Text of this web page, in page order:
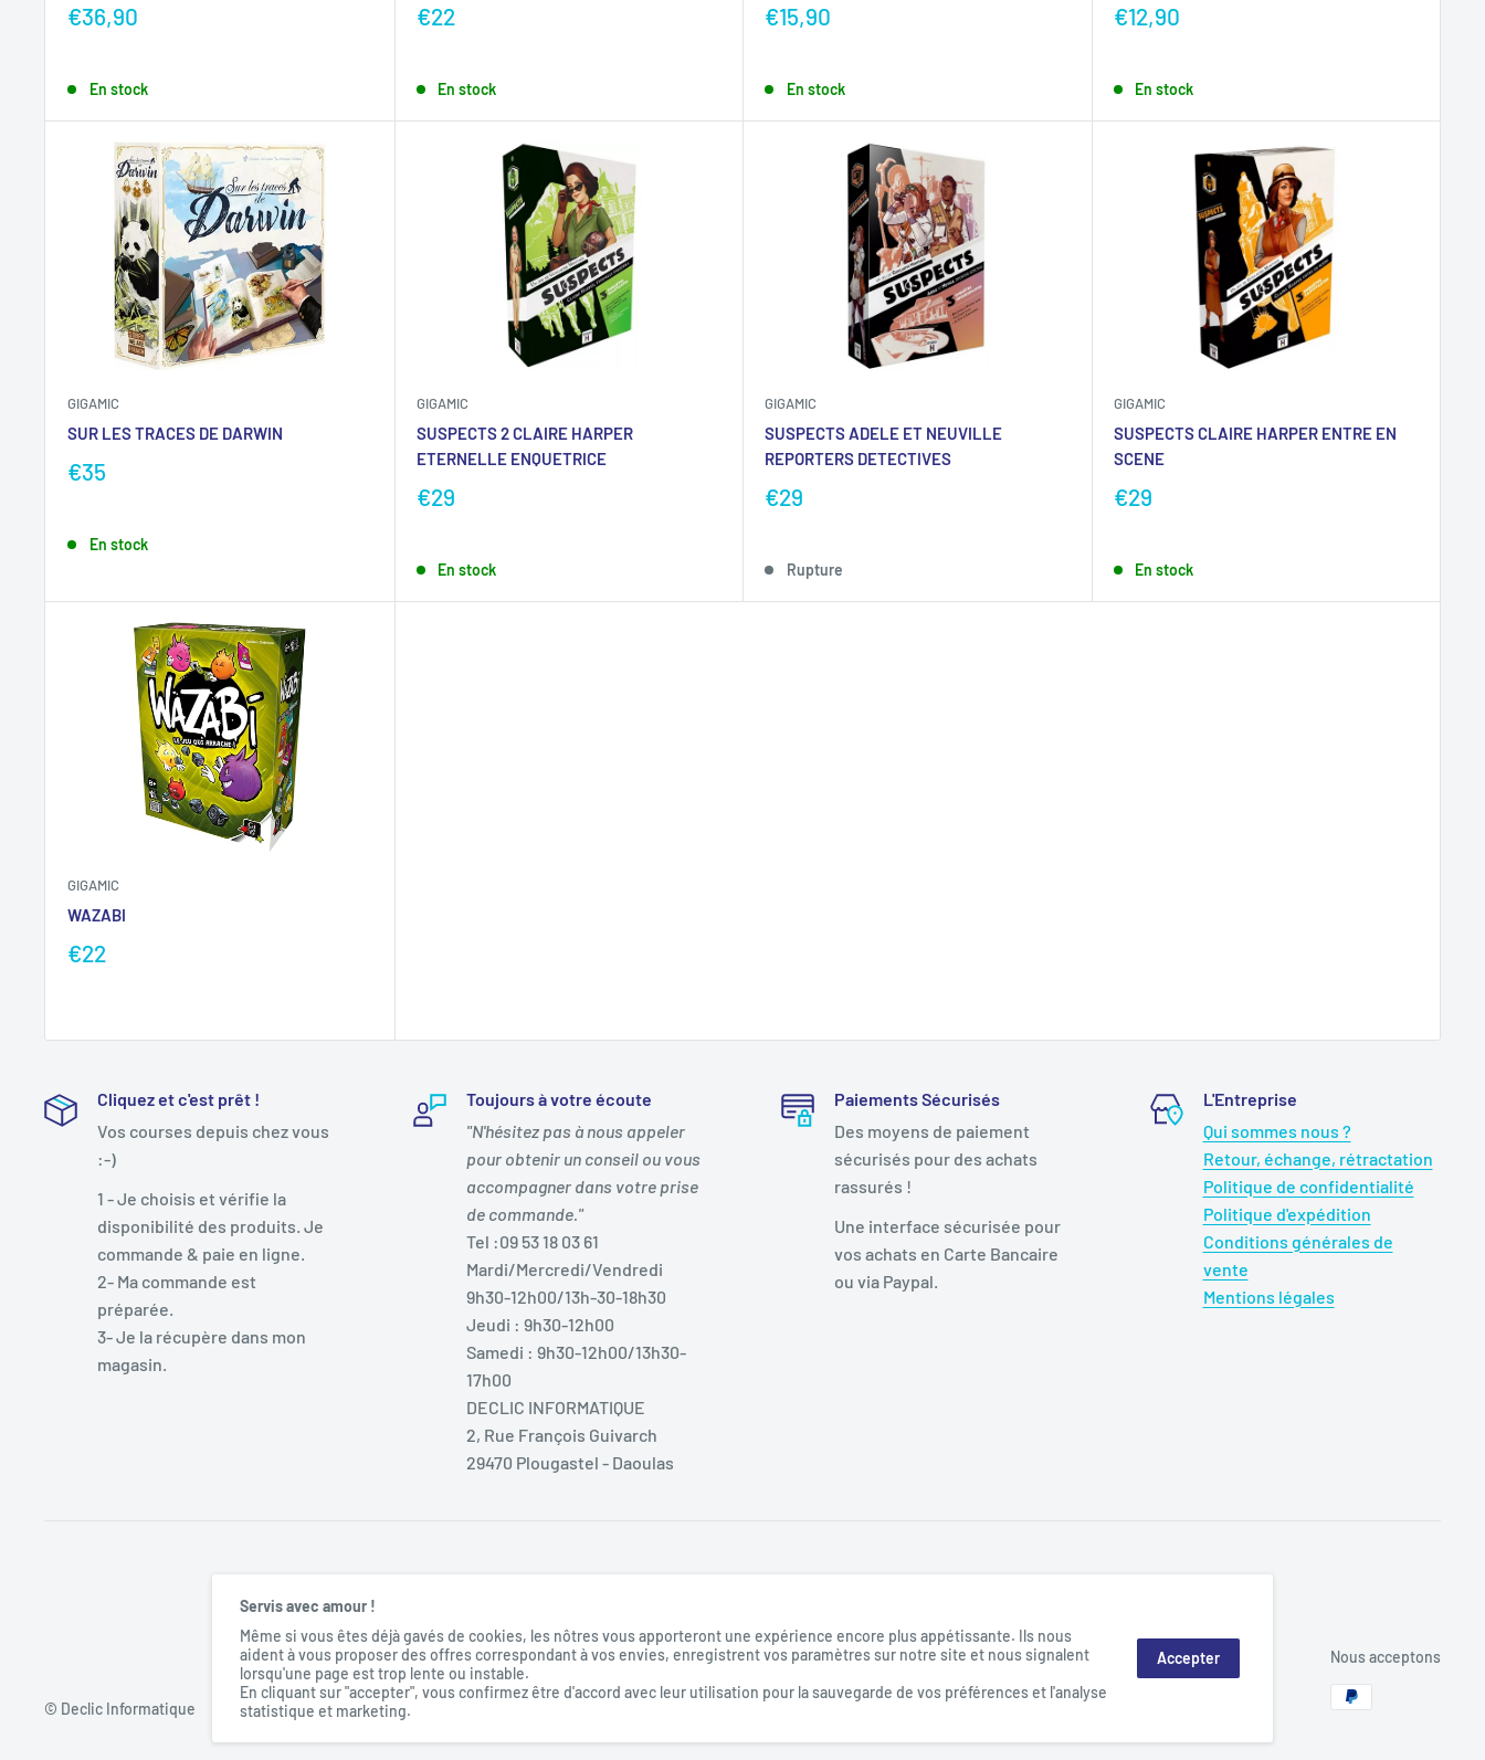
€36,90
En stock
€22
En stock
€15,90
En stock
€12,90
En stock
GIGAMIC
SUR LES TRACES DE DARWIN
€35
En stock
GIGAMIC
SUSPECTS 2 CLAIRE HARPER
ETERNELLE ENQUETRICE
€29
En stock
GIGAMIC
SUSPECTS ADELE ET NEUVILLE
REPORTERS DETECTIVES
€29
Rupture
GIGAMIC
SUSPECTS CLAIRE HARPER ENTRE EN
SCENE
€29
En stock
GIGAMIC
WAZABI
€22
Cliquez et c'est prêt !
Vos courses depuis chez vous
:-)
1 - Je choisis et vérifie la
disponibilité des produits. Je
commande & paie en ligne.
2- Ma commande est
préparée.
3- Je la récupère dans mon
magasin.
Toujours à votre écoute
"N'hésitez pas à nous appeler
pour obtenir un conseil ou vous
accompagner dans votre prise
de commande."
Tel :09 53 18 03 61
Mardi/Mercredi/Vendredi
9h30-12h00/13h-30-18h30
Jeudi : 9h30-12h00
Samedi : 9h30-12h00/13h30-
17h00
DECLIC INFORMATIQUE
2, Rue François Guivarch
29470 Plougastel - Daoulas
Paiements Sécurisés
Des moyens de paiement
sécurisés pour des achats
rassurés !
Une interface sécurisée pour
vos achats en Carte Bancaire
ou via Paypal.
L'Entreprise
Qui sommes nous ?
Retour, échange, rétractation
Politique de confidentialité
Politique d'expédition
Conditions générales de
vente
Mentions légales
© Declic Informatique
Nous suivre Nous acceptons
Servis avec amour !
Même si vous êtes déjà gavés de cookies, les nôtres vous apporteront une expérience encore plus appétissante. Ils nous
aident à vous proposer des offres correspondant à vos envies, enregistrent vos paramètres sur notre site et nous signalent
lorsqu'une page est trop lente ou instable.
En cliquant sur "accepter", vous confirmez être d'accord avec leur utilisation pour la sauvegarde de vos préférences et l'analyse
statistique et marketing.
Accepter